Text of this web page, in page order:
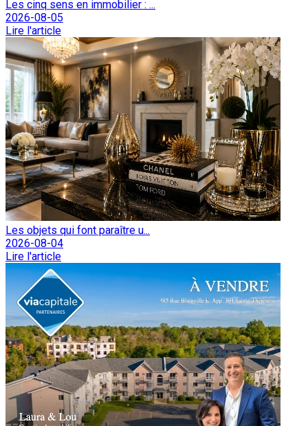
Les cinq sens en immobilier : ...
2026-08-05
Lire l'article
Les objets qui font paraître u...
2026-08-04
Lire l'article